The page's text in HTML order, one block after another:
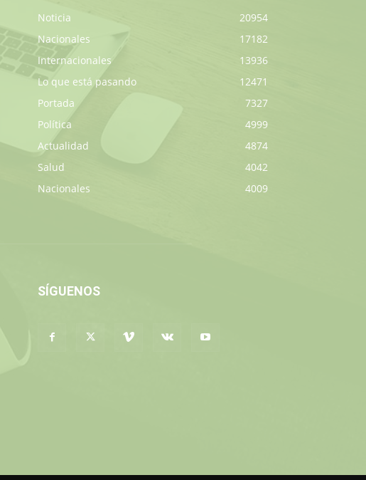
Noticia
20954
Nacionales
17182
Internacionales
13936
Lo que está pasando
12471
Portada
7327
Política
4999
Actualidad
4874
Salud
4042
Nacionales
4009
SÍGUENOS